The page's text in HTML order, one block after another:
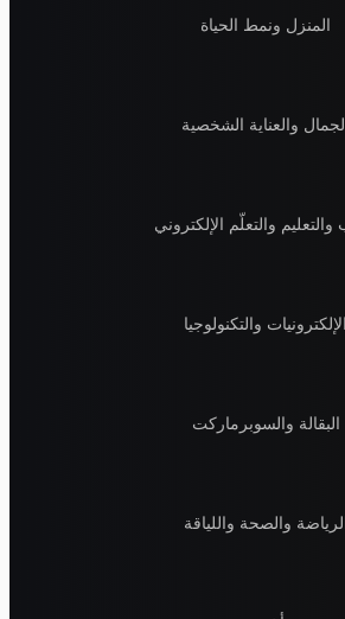
ونمط الحياة
والعناية الشخصية
والتعلّم الإلكتروني
والتكنولوجيا
والسوبرماركت
والصحة واللياقة